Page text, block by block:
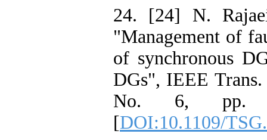
24. [24] N.
"Management of
of synchronous
DGs", IEEE
No. 6, pp.
[DOI:10.1109/